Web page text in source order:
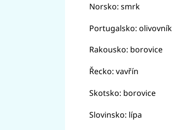
Norsko: smrk
Portugalsko: olivovník
Rakousko: borovice
Řecko: vavřín
Skotsko: borovice
Slovinsko: lípa